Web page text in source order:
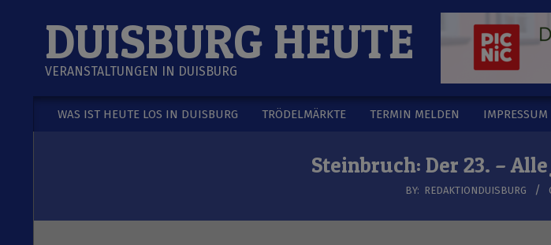
DUISBURG HEUTE
VERANSTALTUNGEN IN DUISBURG
Secondary
WAS IST HEUTE LOS IN DUISBURG TRÖDELMÄRKTE TERMIN MELDEN
Steinbruch: Der 23. –
BY: REDAKTIONDUISBURG